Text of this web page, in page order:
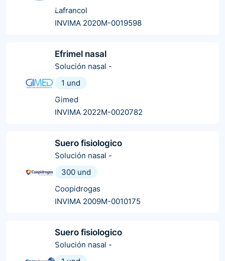
Lafrancol
INVIMA 2020M-0019598
Efrimel nasal
Solución nasal -
1 und
Gimed
INVIMA 2022M-0020782
Suero fisiologico
Solución nasal -
300 und
Coopidrogas
INVIMA 2009M-0010175
Suero fisiologico
Solución nasal -